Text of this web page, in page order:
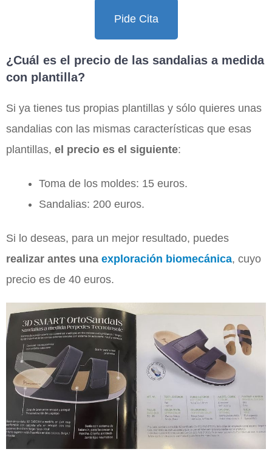
Pide Cita
¿Cuál es el precio de las sandalias a medida
con plantilla​?
Si ya tienes tus propias plantillas y sólo quieres unas
sandalias con las mismas características que esas
plantillas, el precio es el siguiente:
Toma de los moldes: 15 euros.
Sandalias: 200 euros.
Si lo deseas, para un mejor resultado, puedes
realizar antes una exploración biomecánica, cuyo
precio es de 40 euros.